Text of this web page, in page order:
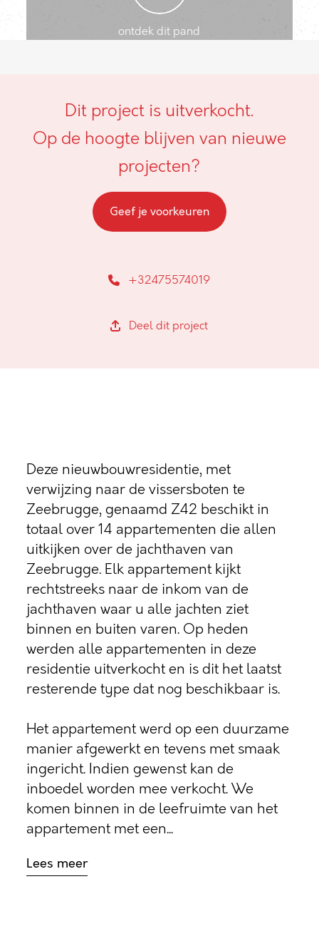
ontdek dit pand
Dit project is uitverkocht.
Op de hoogte blijven van nieuwe
projecten?
Geef je voorkeuren
+32475574019
Deel dit project
Deze nieuwbouwresidentie, met
verwijzing naar de vissersboten te
Zeebrugge, genaamd Z42 beschikt in
totaal over 14 appartementen die allen
uitkijken over de jachthaven van
Zeebrugge. Elk appartement kijkt
rechtstreeks naar de inkom van de
jachthaven waar u alle jachten ziet
binnen en buiten varen. Op heden
werden alle appartementen in deze
residentie uitverkocht en is dit het laatst
resterende type dat nog beschikbaar is.
Het appartement werd op een duurzame
manier afgewerkt en tevens met smaak
ingericht. Indien gewenst kan de
inboedel worden mee verkocht. We
komen binnen in de leefruimte van het
appartement met een...
Lees meer